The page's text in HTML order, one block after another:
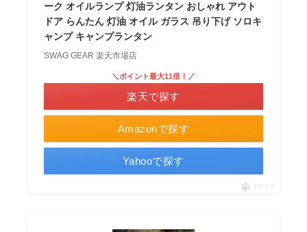
ーク オイルランプ 灯油ランタン おしゃれ アウト
ドア らんたん 灯油 オイル ガラス 吊り下げ ソロキ
ャンプ キャンプランタン
SWAG GEAR 楽天市場店
Amazonで探す
＼ポイント最大11倍！／
楽天で探す
Yahooで探す
ポチップ